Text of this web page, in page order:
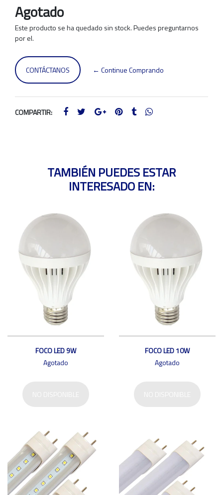
Agotado
Este producto se ha quedado sin stock. Puedes preguntarnos
por el.
CONTÁCTANOS ← Continue Comprando
COMPARTIR:
TAMBIÉN PUEDES ESTAR
INTERESADO EN:
FOCO LED 9W
Agotado
FOCO LED 10W
Agotado